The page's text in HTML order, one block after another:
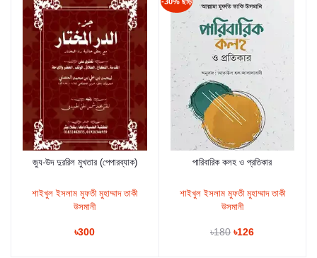
কার্টে যুক্ত করুন
জুয-উদ দুররিল মুখতার (পেপারব্যাক)
শাইখুল ইসলাম মুফতী মুহাম্মাদ তাকী
উসমানী
৳300
কার্টে যুক্ত করুন
পারিবারিক কলহ ও প্রতিকার
শাইখুল ইসলাম মুফতী মুহাম্মাদ তাকী
উসমানী
৳180 ৳126